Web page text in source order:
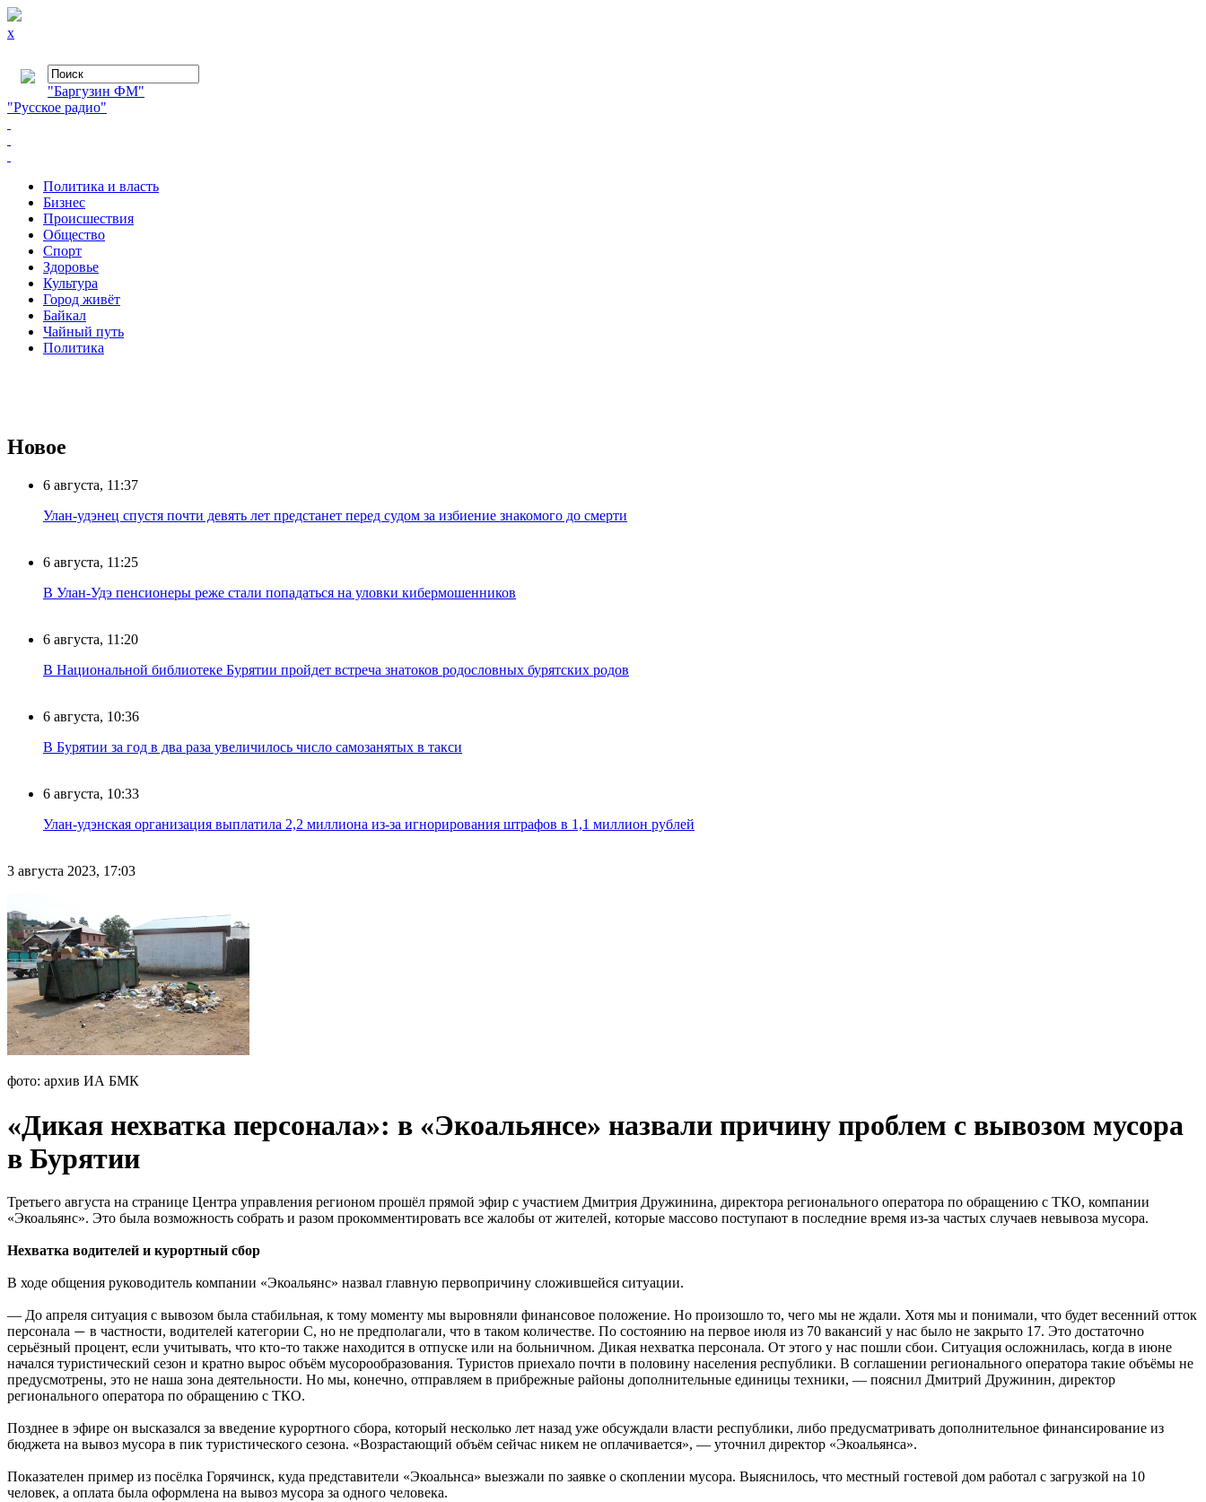
x
"Баргузин ФМ"
"Русское радио"
Политика и власть
Бизнес
Происшествия
Общество
Cпорт
Здоровье
Культура
Город живёт
Байкал
Чайный путь
Политика
Новое
6 августа, 11:37
Улан-удэнец спустя почти девять лет предстанет перед судом за избиение знакомого до смерти
6 августа, 11:25
В Улан-Удэ пенсионеры реже стали попадаться на уловки кибермошенников
6 августа, 11:20
В Национальной библиотеке Бурятии пройдет встреча знатоков родословных бурятских родов
6 августа, 10:36
В Бурятии за год в два раза увеличилось число самозанятых в такси
6 августа, 10:33
Улан-удэнская организация выплатила 2,2 миллиона из-за игнорирования штрафов в 1,1 миллион рублей
3 августа 2023, 17:03
фото: архив ИА БМК
«Дикая нехватка персонала»: в «Экоальянсе» назвали причину проблем с вывозом мусора
в Бурятии
Третьего августа на странице Центра управления регионом прошёл прямой эфир с участием Дмитрия Дружинина, директора регионального оператора по обращению с ТКО, компании
«Экоальянс». Это была возможность собрать и разом прокомментировать все жалобы от жителей, которые массово поступают в последние время из-за частых случаев невывоза мусора.
Нехватка водителей и курортный сбор
В ходе общения руководитель компании «Экоальянс» назвал главную первопричину сложившейся ситуации.
— До апреля ситуация с вывозом была стабильная, к тому моменту мы выровняли финансовое положение. Но произошло то, чего мы не ждали. Хотя мы и понимали, что будет весенний отток
персонала — в частности, водителей категории С, но не предполагали, что в таком количестве. По состоянию на первое июля из 70 вакансий у нас было не закрыто 17. Это достаточно
серьёзный процент, если учитывать, что кто–то также находится в отпуске или на больничном. Дикая нехватка персонала. От этого у нас пошли сбои. Ситуация осложнилась, когда в июне
начался туристический сезон и кратно вырос объём мусорообразования. Туристов приехало почти в половину населения республики. В соглашении регионального оператора такие объёмы не
предусмотрены, это не наша зона деятельности. Но мы, конечно, отправляем в прибрежные районы дополнительные единицы техники, — пояснил Дмитрий Дружинин, директор
регионального оператора по обращению с ТКО.
Позднее в эфире он высказался за введение курортного сбора, который несколько лет назад уже обсуждали власти республики, либо предусматривать дополнительное финансирование из
бюджета на вывоз мусора в пик туристического сезона. «Возрастающий объём сейчас никем не оплачивается», — уточнил директор «Экоальянса».
Показателен пример из посёлка Горячинск, куда представители «Экоальнса» выезжали по заявке о скоплении мусора. Выяснилось, что местный гостевой дом работал с загрузкой на 10
человек, а оплата была оформлена на вывоз мусора за одного человека.